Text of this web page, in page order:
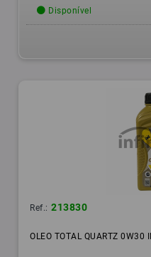
Disponível
Ref.: 213830
OLEO TOTAL QUARTZ